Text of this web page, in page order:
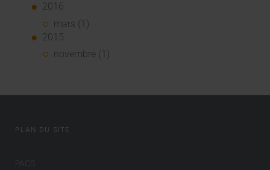
2016
mars (1)
2015
novembre (1)
PLAN DU SITE
PACS